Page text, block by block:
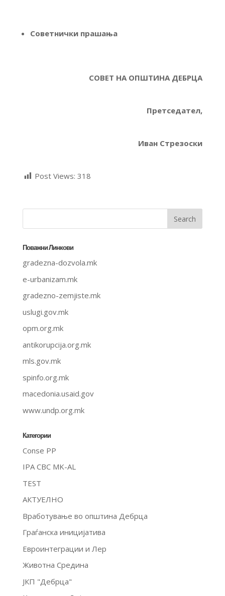
Советнички прашања
СОВЕТ НА ОПШТИНА ДЕБРЦА
Претседател,
Иван Стрезоски
Post Views: 318
Поважни Линкови
gradezna-dozvola.mk
e-urbanizam.mk
gradezno-zemjiste.mk
uslugi.gov.mk
opm.org.mk
antikorupcija.org.mk
mls.gov.mk
spinfo.org.mk
macedonia.usaid.gov
www.undp.org.mk
Категории
Conse PP
IPA CBC MK-AL
TEST
АКТУЕЛНО
Вработување во општина Дебрца
Граѓанска иницијатива
Евроинтеграции и Лер
Животна Средина
ЈКП "Дебрца"